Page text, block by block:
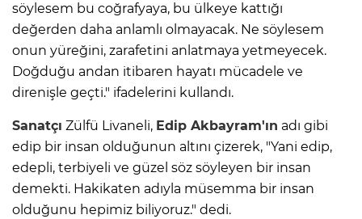
söylesem bu coğrafyaya, bu ülkeye kattığı
değerden daha anlamlı olmayacak. Ne söylesem
onun yüreğini, zarafetini anlatmaya yetmeyecek.
Doğduğu andan itibaren hayatı mücadele ve
direnişle geçti." ifadelerini kullandı.
Sanatçı Zülfü Livaneli, Edip Akbayram'ın adı gibi
edip bir insan olduğunun altını çizerek, "Yani edip,
edepli, terbiyeli ve güzel söz söyleyen bir insan
demekti. Hakikaten adıyla müsemma bir insan
olduğunu hepimiz biliyoruz." dedi.